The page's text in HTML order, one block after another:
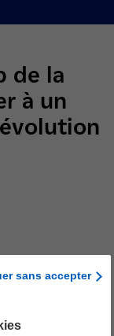
de la
à un
sans accepter